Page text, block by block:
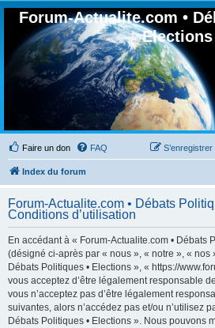
Forum-Actualite.com •
Elections
Faire un don FAQ S’enregistrer
Index du forum
Forum-Actualite.com • Débats
Conditions d’utilisation
En accédant à « Forum-Actualite.com • Débats
(désigné ci-après par « nous », « notre », « nos
Débats Politiques • Elections », « https://
vous acceptez d’être légalement responsable
vous n’acceptez pas d’être légalement
suivantes, alors n’accédez pas et/ou n’utilisez
Débats Politiques • Elections ». Nous pouvons